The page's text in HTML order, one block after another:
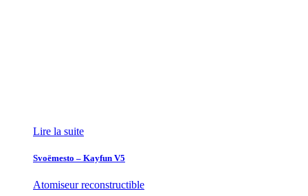
Lire la suite
Svoëmesto – Kayfun V5
Atomiseur reconstructible